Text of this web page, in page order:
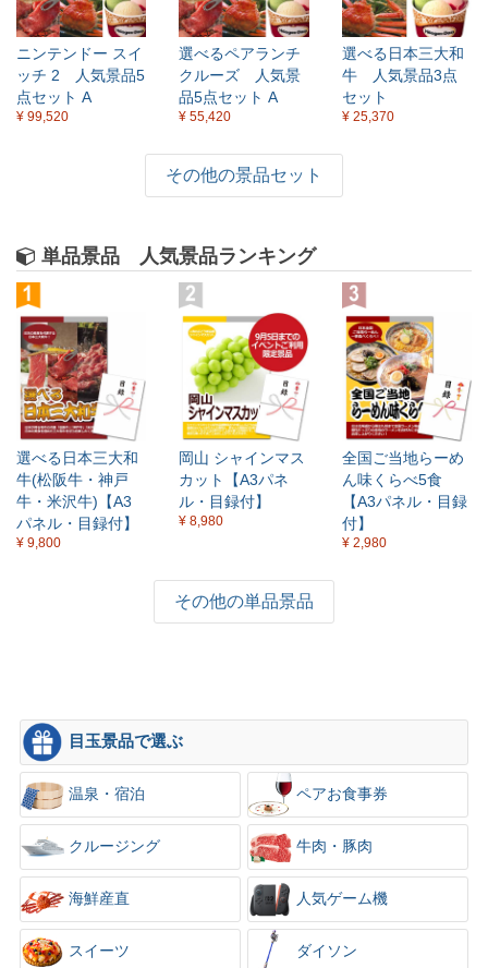
ニンテンドー スイ
ッチ 2 人気景品5
点セット A
¥ 99,520
選べるペアランチ
クルーズ 人気景
品5点セット A
¥ 55,420
選べる日本三大和
牛 人気景品3点
セット
¥ 25,370
その他の景品セット
単品景品 人気景品ランキング
選べる日本三大和
牛(松阪牛・神戸
牛・米沢牛)【A3
パネル・目録付】
¥ 9,800
岡山 シャインマス
カット【A3パネ
ル・目録付】
¥ 8,980
全国ご当地らーめ
ん味くらべ5食
【A3パネル・目録
付】
¥ 2,980
その他の単品景品
目玉景品で選ぶ
温泉・宿泊 ペアお食事券
クルージング 牛肉・豚肉
海鮮産直 人気ゲーム機
スイーツ ダイソン